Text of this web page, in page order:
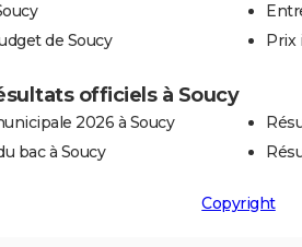
de Soucy
Prix
officiels à Soucy
2026 à Soucy
bac à Soucy
Copyright